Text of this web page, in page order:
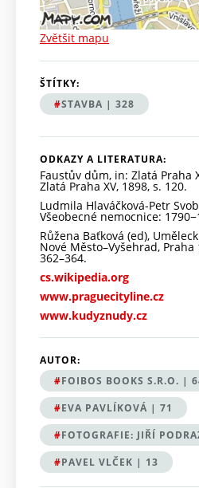
Zvětšit mapu
ŠTÍTKY:
STAVBA | 328
ODKAZY A LITERATURA:
Faustův dům, in: Zlatá Praha
Zlatá Praha XV, 1898, s. 120.
Ludmila Hlaváčková-Petr
Všeobecné nemocnice:
Růžena Baťková (ed),
Nové Město–Vyšehrad, Praha
362–364.
cs.wikipedia.org
www.praguecityline.cz
www.kudyznudy.cz
AUTOR:
FOIBOS BOOKS S.R.O. |
EVA PAVLÍKOVÁ | 71
FOTOGRAFIE: JIŘÍ
PAVEL VLČEK | 13